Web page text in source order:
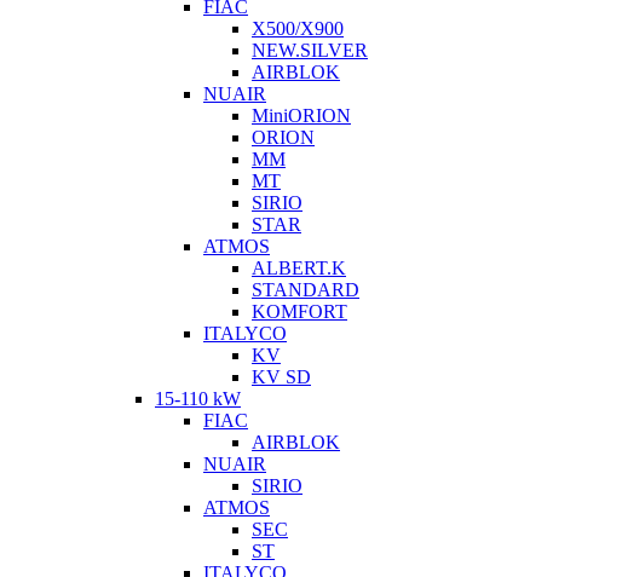
FIAC
X500/X900
NEW.SILVER
AIRBLOK
NUAIR
MiniORION
ORION
MM
MT
SIRIO
STAR
ATMOS
ALBERT.K
STANDARD
KOMFORT
ITALYCO
KV
KV SD
15-110 kW
FIAC
AIRBLOK
NUAIR
SIRIO
ATMOS
SEC
ST
ITALYCO